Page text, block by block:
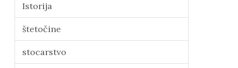
Istorija
štetočine
stocarstvo